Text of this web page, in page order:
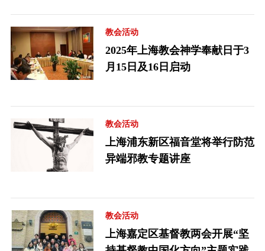
教会活动
2025年上海教会神学奉献日于3
月15日及16日启动
教会活动
上海浦东新区福音堂将举行防范
异端邪教专题讲座
教会活动
上海嘉定区基督教两会开展“坚